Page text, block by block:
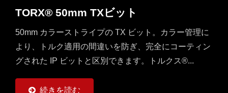
TORX® 50mm TXビット
50mm カラーストライプの TX ビット。カラー管理に
より、トルク適用の間違いを防ぎ、完全にコーティン
グされた IP ビットと区別できます。トルクス®...
続きを読む